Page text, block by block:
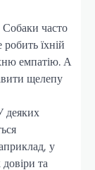
Собаки часто
їхній
емпатію. А
щелепу
деяких
у
та